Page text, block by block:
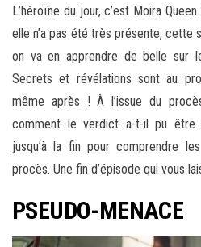
L’héroïne du jour, c’est Moira
elle n’a pas été très présente, cette
on va en apprendre de belle sur
Secrets et révélations sont au
même après ! À l’issue du
comment le verdict a-t-il pu être
jusqu’à la fin pour comprendre
procès. Une fin d’épisode qui vous
PSEUDO-MENACE